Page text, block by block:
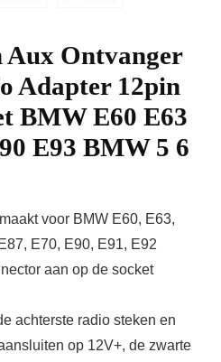
Ontvanger
Adapter 12pin
BMW E60 E63
E93 BMW 5 6
voor BMW E60, E63,
E70, E90, E91, E92
aan op de socket
achterste radio steken en
op 12V+, de zwarte